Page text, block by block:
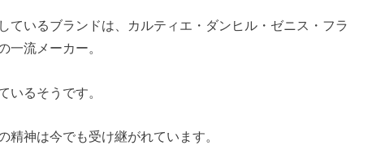
ているブランドは、カルティエ・ダンヒル・ゼニス・フラ
一流メーカー。
いるそうです。
精神は今でも受け継がれています。